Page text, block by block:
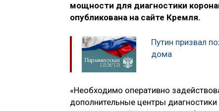
мощности для диагностики
опубликована на сайте Кремля.
Путин призвал
дома
«Необходимо оперативно
дополнительные центры